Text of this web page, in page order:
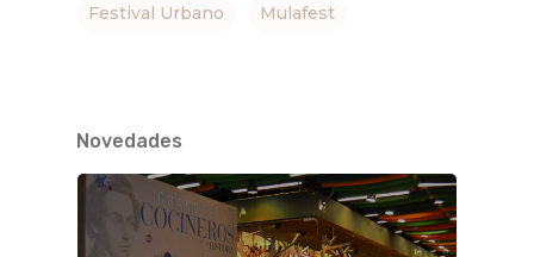
Festival Urbano Mulafest
Novedades